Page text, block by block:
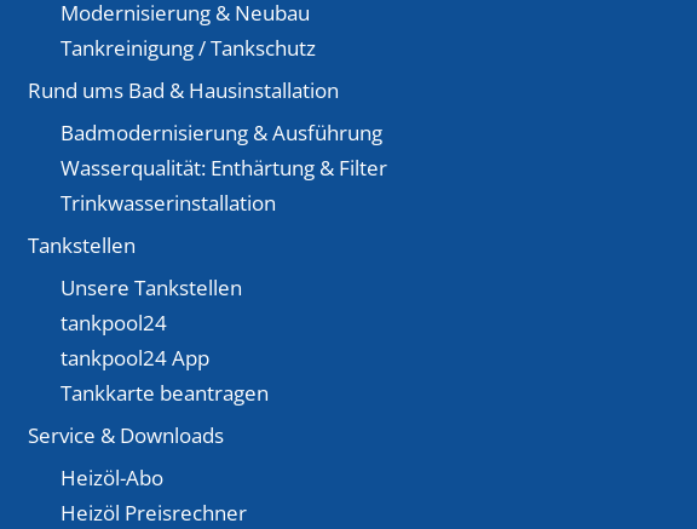
Modernisierung & Neubau
Tankreinigung / Tankschutz
Rund ums Bad & Hausinstallation
Badmodernisierung & Ausführung
Wasserqualität: Enthärtung & Filter
Trinkwasserinstallation
Tankstellen
Unsere Tankstellen
tankpool24
tankpool24 App
Tankkarte beantragen
Service & Downloads
Heizöl-Abo
Heizöl Preisrechner